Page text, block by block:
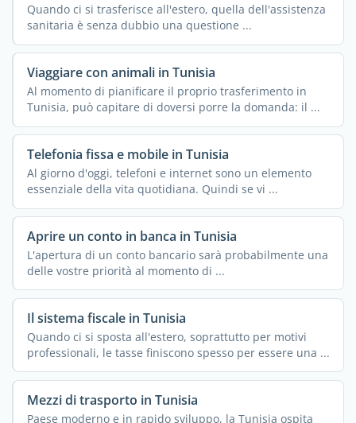
Quando ci si trasferisce all'estero, quella dell'assistenza
sanitaria è senza dubbio una questione ...
Viaggiare con animali in Tunisia
Al momento di pianificare il proprio trasferimento in
Tunisia, può capitare di doversi porre la domanda: il ...
Telefonia fissa e mobile in Tunisia
Al giorno d'oggi, telefoni e internet sono un elemento
essenziale della vita quotidiana. Quindi se vi ...
Aprire un conto in banca in Tunisia
L'apertura di un conto bancario sarà probabilmente una
delle vostre priorità al momento di ...
Il sistema fiscale in Tunisia
Quando ci si sposta all'estero, soprattutto per motivi
professionali, le tasse finiscono spesso per essere una ...
Mezzi di trasporto in Tunisia
Paese moderno e in rapido sviluppo, la Tunisia ospita